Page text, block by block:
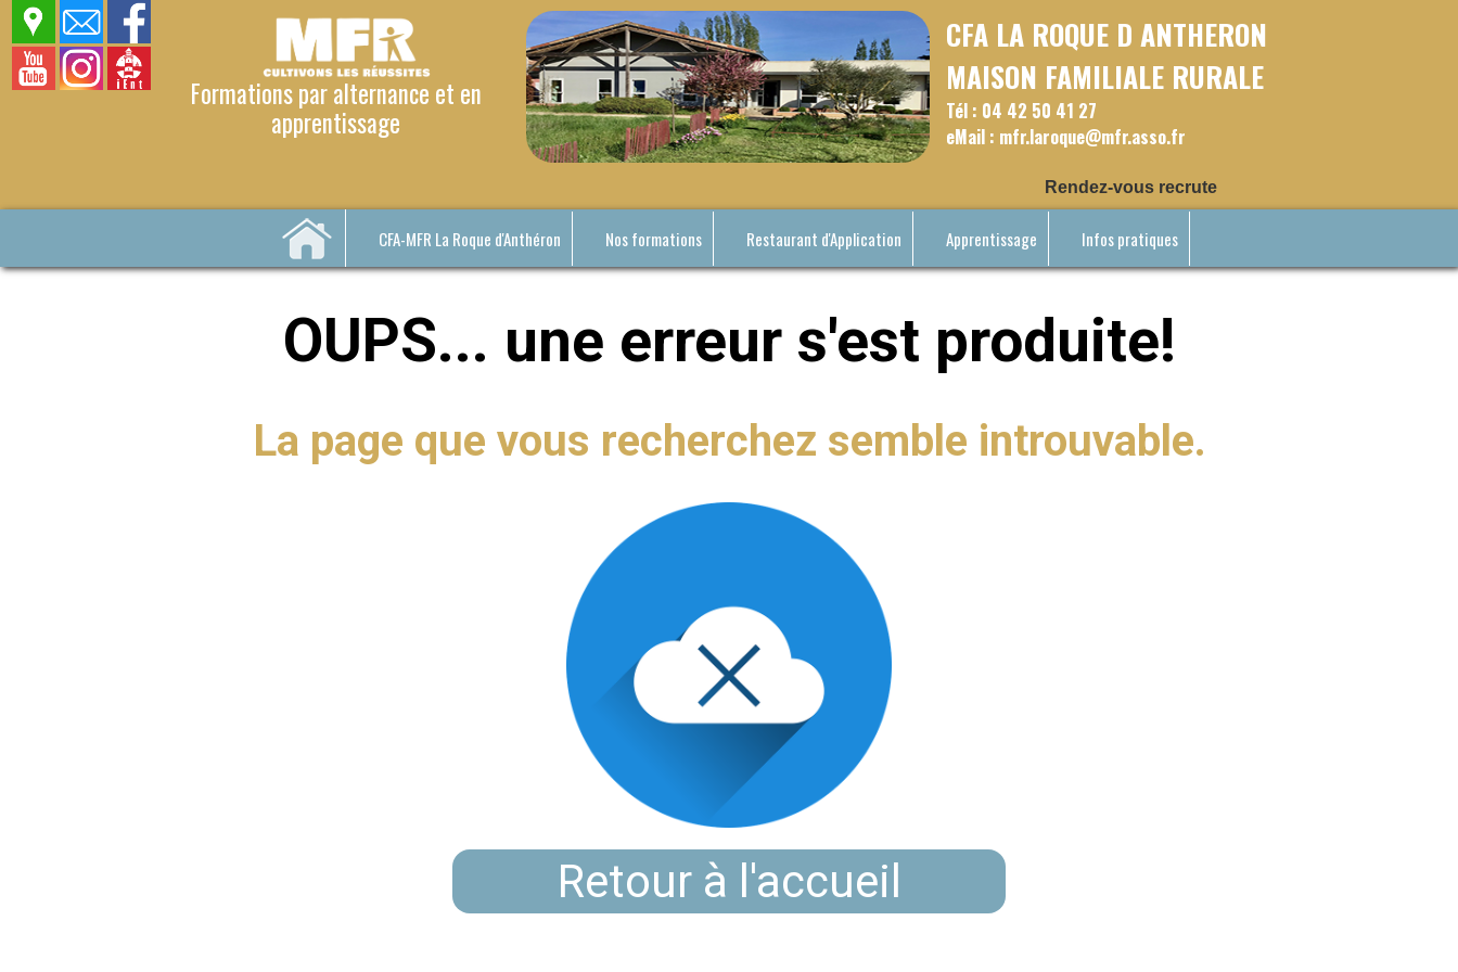
CFA LA ROQUE D ANTHERON
MAISON FAMILIALE RURALE
Tél : 04 42 50 41 27
eMail : mfr.laroque@mfr.asso.fr
Formations par alternance et en
apprentissage
Rendez-vous recrutement tous les mercredis de
CFA-MFR La Roque d'Anthéron Nos formations Restaurant d'Application Apprentissage Infos pratiques
OUPS... une erreur s'est produite!
La page que vous recherchez semble introuvable.
Retour à l'accueil